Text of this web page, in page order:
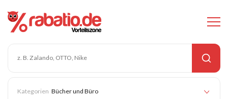
Bücher und Büro